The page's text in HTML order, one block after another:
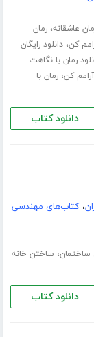
عاشقانه،رمان
کن،دانلود رایگان
رمان با نگاهت
کن،رمان با
دانلود کتاب
،کتاب‌های مهندسی
ساختمان، ساختن خانه
دانلود کتاب